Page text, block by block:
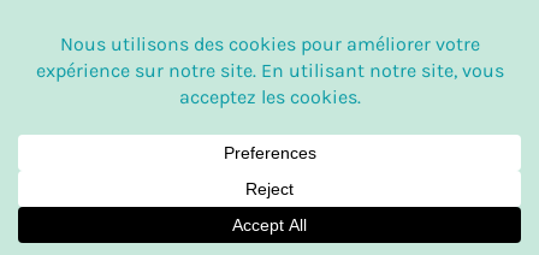
Copyright © 2026 Trend Sourcing - The Future of Wellness |
Powered by Trend Sourcing - The Future of Wellness